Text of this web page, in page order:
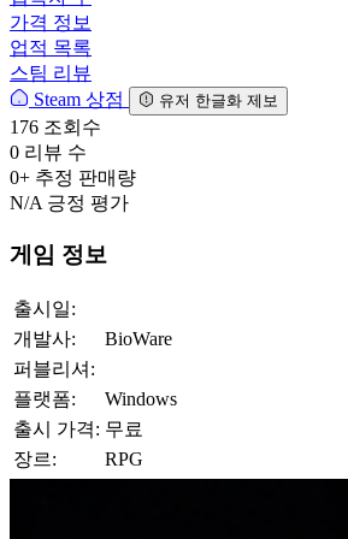
가격 정보
업적 목록
스팀 리뷰
Steam 상점
유저 한글화 제보
176 조회수
0 리뷰 수
0+ 추정 판매량
N/A 긍정 평가
게임 정보
출시일:
개발사:
BioWare
퍼블리셔:
플랫폼:
Windows
출시 가격: 무료
장르:
RPG